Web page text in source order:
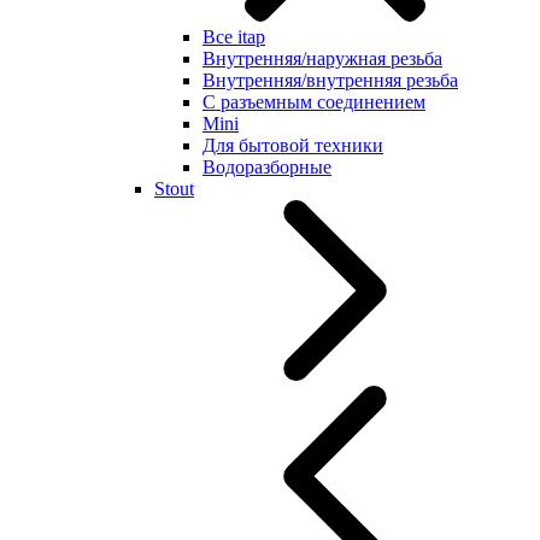
Все itap
Внутренняя/наружная резьба
Внутренняя/внутренняя резьба
С разъемным соединением
Mini
Для бытовой техники
Водоразборные
Stout